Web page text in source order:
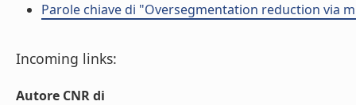
Parole chiave di "Oversegmentation reduction via
Incoming links:
Autore CNR di